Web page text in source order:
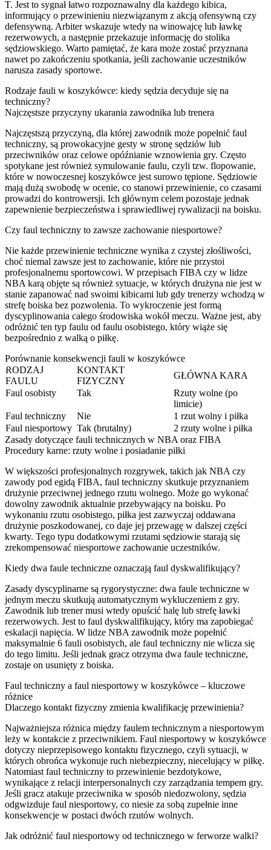
T. Jest to sygnał łatwo rozpoznawalny dla każdego kibica,
informujący o przewinieniu niezwiązanym z akcją ofensywną czy
defensywną. Arbiter wskazuje wtedy na winowajcę lub ławkę
rezerwowych, a następnie przekazuje informację do stolika
sędziowskiego. Warto pamiętać, że kara może zostać przyznana
nawet po zakończeniu spotkania, jeśli zachowanie uczestników
narusza zasady sportowe.
Rodzaje fauli w koszykówce: kiedy sędzia decyduje się na
techniczny?
Najczęstsze przyczyny ukarania zawodnika lub trenera
Najczęstszą przyczyną, dla której zawodnik może popełnić faul
techniczny, są prowokacyjne gesty w stronę sędziów lub
przeciwników oraz celowe opóźnianie wznowienia gry. Często
spotykane jest również symulowanie faulu, czyli tzw. flopowanie,
które w nowoczesnej koszykówce jest surowo tępione. Sędziowie
mają dużą swobodę w ocenie, co stanowi przewinienie, co czasami
prowadzi do kontrowersji. Ich głównym celem pozostaje jednak
zapewnienie bezpieczeństwa i sprawiedliwej rywalizacji na boisku.
Czy faul techniczny to zawsze zachowanie niesportowe?
Nie każde przewinienie techniczne wynika z czystej złośliwości,
choć niemal zawsze jest to zachowanie, które nie przystoi
profesjonalnemu sportowcowi. W przepisach FIBA czy w lidze
NBA karą objęte są również sytuacje, w których drużyna nie jest w
stanie zapanować nad swoimi kibicami lub gdy trenerzy wchodzą w
strefę boiska bez pozwolenia. To wykroczenie jest formą
dyscyplinowania całego środowiska wokół meczu. Ważne jest, aby
odróżnić ten typ faulu od faulu osobistego, który wiąże się
bezpośrednio z walką o piłkę.
Porównanie konsekwencji fauli w koszykówce
RODZAJ
FAULU
KONTAKT
FIZYCZNY
GŁÓWNA KARA
Faul osobisty
Tak
Rzuty wolne (po
limicie)
Faul techniczny
Nie
1 rzut wolny i piłka
Faul niesportowy Tak (brutalny)
2 rzuty wolne i piłka
Zasady dotyczące fauli technicznych w NBA oraz FIBA
Procedury karne: rzuty wolne i posiadanie piłki
W większości profesjonalnych rozgrywek, takich jak NBA czy
zawody pod egidą FIBA, faul techniczny skutkuje przyznaniem
drużynie przeciwnej jednego rzutu wolnego. Może go wykonać
dowolny zawodnik aktualnie przebywający na boisku. Po
wykonaniu rzutu osobistego, piłka jest zazwyczaj oddawana
drużynie poszkodowanej, co daje jej przewagę w dalszej części
kwarty. Tego typu dodatkowymi rzutami sędziowie starają się
zrekompensować niesportowe zachowanie uczestników.
Kiedy dwa faule techniczne oznaczają faul dyskwalifikujący?
Zasady dyscyplinarne są rygorystyczne: dwa faule techniczne w
jednym meczu skutkują automatycznym wykluczeniem z gry.
Zawodnik lub trener musi wtedy opuścić halę lub strefę ławki
rezerwowych. Jest to faul dyskwalifikujący, który ma zapobiegać
eskalacji napięcia. W lidze NBA zawodnik może popełnić
maksymalnie 6 fauli osobistych, ale faul techniczny nie wlicza się
do tego limitu. Jeśli jednak gracz otrzyma dwa faule techniczne,
zostaje on usunięty z boiska.
Faul techniczny a faul niesportowy w koszykówce – kluczowe
różnice
Dlaczego kontakt fizyczny zmienia kwalifikację przewinienia?
Najważniejsza różnica między faulem technicznym a niesportowym
leży w kontakcie z przeciwnikiem. Faul niesportowy w koszykówce
dotyczy nieprzepisowego kontaktu fizycznego, czyli sytuacji, w
których obrońca wykonuje ruch niebezpieczny, niecelujący w piłkę.
Natomiast faul techniczny to przewinienie bezdotykowe,
wynikające z relacji interpersonalnych czy zarządzania tempem gry.
Jeśli gracz atakuje przeciwnika w sposób niedozwolony, sędzia
odgwizduje faul niesportowy, co niesie za sobą zupełnie inne
konsekwencje w postaci dwóch rzutów wolnych.
Jak odróżnić faul niesportowy od technicznego w ferworze walki?